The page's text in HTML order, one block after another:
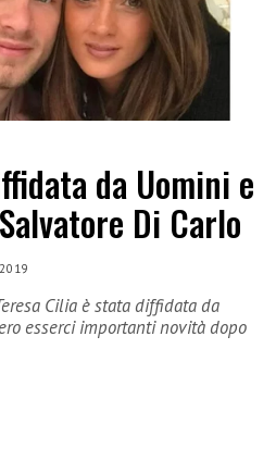
da Uomini e
Di Carlo
Cilia è stata diffidata da
esserci importanti novità dopo